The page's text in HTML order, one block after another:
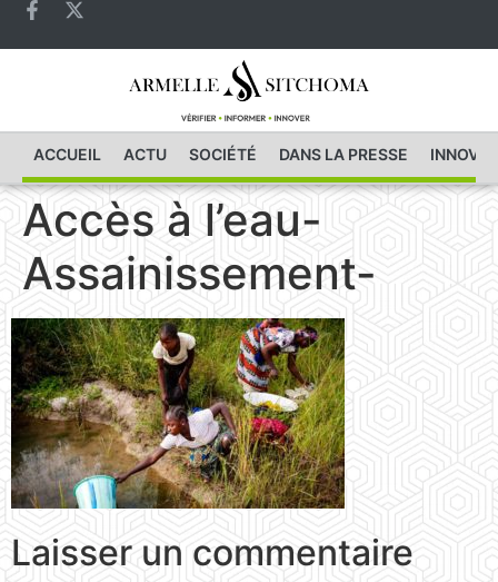
ACCUEIL ACTU SOCIÉTÉ DANS LA PRESSE
Accès à l’eau-
Assainissement-
Laisser un commentaire